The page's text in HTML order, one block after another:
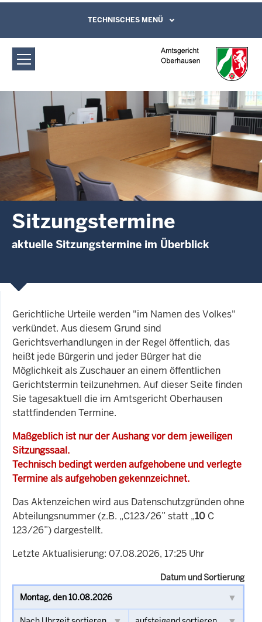
Amtsgericht Oberhausen:
Sitzungstermine
Direkt zum Inhalt
Leichte Sprache, Gebärdensprachenvideo
und Kontaktformular
TECHNISCHES MENÜ
Sitzungstermine
aktuelle Sitzungstermine im Überblick
Gerichtliche Urteile werden "im Namen des Volkes"
verkündet. Aus diesem Grund sind
Gerichtsverhandlungen in der Regel öffentlich, das
heißt jede Bürgerin und jeder Bürger hat die
Möglichkeit als Zuschauer an einem öffentlichen
Gerichtstermin teilzunehmen. Auf dieser Seite finden
Sie tagesaktuell die im Amtsgericht Oberhausen
stattfindenden Termine.
Maßgeblich ist nur der Aushang vor dem jeweiligen
Sitzungssaal.
Technisch bedingt werden aufgehobene und verlegte
Termine als aufgehoben gekennzeichnet.
Das Aktenzeichen wird aus Datenschutzgründen ohne
Abteilungsnummer (z.B. „C123/26” statt „10 C
123/26”) dargestellt.
Letzte Aktualisierung: 07.08.2026, 17:25 Uhr
Datum und Sortierung